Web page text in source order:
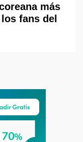
más
fans del